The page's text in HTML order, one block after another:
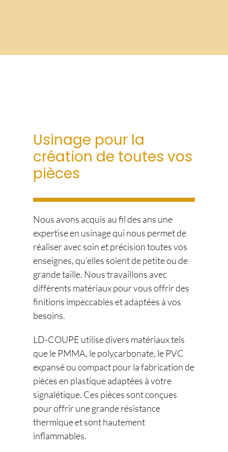
Usinage pour la
création de toutes vos
pièces
Nous avons acquis au fil des ans une
expertise en usinage qui nous permet de
réaliser avec soin et précision toutes vos
enseignes, qu’elles soient de petite ou de
grande taille. Nous travaillons avec
différents matériaux pour vous offrir des
finitions impeccables et adaptées à vos
besoins.
LD-COUPE utilise divers matériaux tels
que le PMMA, le polycarbonate, le PVC
expansé ou compact pour la fabrication de
pièces en plastique adaptées à votre
signalétique. Ces pièces sont conçues
pour offrir une grande résistance
thermique et sont hautement
inflammables.